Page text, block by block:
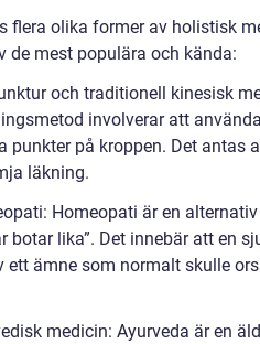
flera olika former av holistisk
de mest populära och kända:
och traditionell kinesisk
involverar att
punkter på kroppen. Det antas
läkning.
Homeopati är en
botar lika”. Det innebär att en
ett ämne som normalt skulle
medicin: Ayurveda är en